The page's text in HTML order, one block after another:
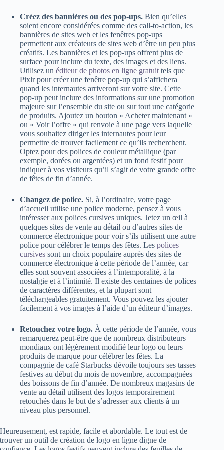
Créez des bannières ou des pop-ups. Bien qu’elles
soient encore considérées comme des call-to-action, les
bannières de sites web et les fenêtres pop-ups
permettent aux créateurs de sites web d’être un peu plus
créatifs. Les bannières et les pop-ups offrent plus de
surface pour inclure du texte, des images et des liens.
Utilisez un éditeur de photos en ligne gratuit tels que
Pixlr pour créer une fenêtre pop-up qui s’affichera
quand les internautes arriveront sur votre site. Cette
pop-up peut inclure des informations sur une promotion
majeure sur l’ensemble du site ou sur tout une catégorie
de produits. Ajoutez un bouton « Acheter maintenant »
ou « Voir l’offre » qui renvoie à une page vers laquelle
vous souhaitez diriger les internautes pour leur
permettre de trouver facilement ce qu’ils recherchent.
Optez pour des polices de couleur métallique (par
exemple, dorées ou argentées) et un fond festif pour
indiquer à vos visiteurs qu’il s’agit de votre grande offre
de fêtes de fin d’année.
Changez de police. Si, à l’ordinaire, votre page
d’accueil utilise une police moderne, pensez à vous
intéresser aux polices cursives uniques. Jetez un œil à
quelques sites de vente au détail ou d’autres sites de
commerce électronique pour voir s’ils utilisent une autre
police pour célébrer le temps des fêtes. Les polices
cursives sont un choix populaire auprès des sites de
commerce électronique à cette période de l’année, car
elles sont souvent associées à l’intemporalité, à la
nostalgie et à l’intimité. Il existe des centaines de polices
de caractères différentes, et la plupart sont
téléchargeables gratuitement. Vous pouvez les ajouter
facilement à vos images à l’aide d’un éditeur d’images.
Retouchez votre logo. À cette période de l’année, vous
remarquerez peut-être que de nombreux distributeurs
mondiaux ont légèrement modifié leur logo ou leurs
produits de marque pour célébrer les fêtes. La
compagnie de café Starbucks dévoile toujours ses tasses
festives au début du mois de novembre, accompagnées
des boissons de fin d’année. De nombreux magasins de
vente au détail utilisent des logos temporairement
retouchés dans le but de s’adresser aux clients à un
niveau plus personnel.
Heureusement, est rapide, facile et abordable. Le tout est de
trouver un outil de création de logo en ligne digne de